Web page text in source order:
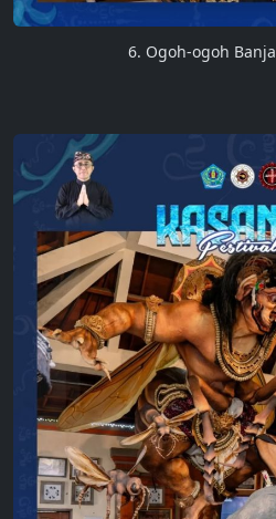
6. Ogoh-ogoh